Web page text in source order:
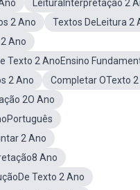
LeituraInterpretação 2
2 Ano
Textos DeLeitura 2
Ano
Texto 2 AnoEnsino
2 Ano
Completar OTexto
2O Ano
2 Ano
Ano
Texto 2 Ano